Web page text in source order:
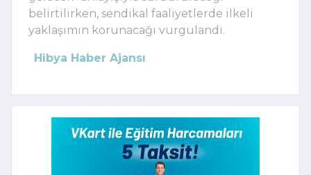
belirtilirken, sendikal faaliyetlerde ilkeli
yaklaşımın korunacağı vurgulandı.
Hibya Haber Ajansı